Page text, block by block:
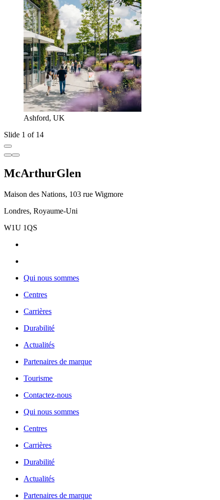
Ashford, UK
Slide 1 of 14
McArthurGlen
Maison des Nations, 103 rue Wigmore
Londres, Royaume-Uni
W1U 1QS
Qui nous sommes
Centres
Carrières
Durabilité
Actualités
Partenaires de marque
Tourisme
Contactez-nous
Qui nous sommes
Centres
Carrières
Durabilité
Actualités
Partenaires de marque